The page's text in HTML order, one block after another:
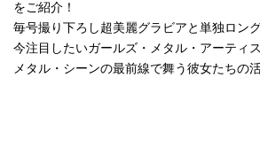
をご紹介！
毎号撮り下ろし超美麗グラビアと単独ロン
今注目したいガールズ・メタル・アーティ
メタル・シーンの最前線で舞う彼女たちの